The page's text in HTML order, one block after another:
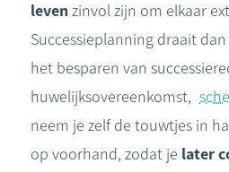
leven zinvol zijn om elkaar
Successieplanning draait
het besparen van
huwelijksovereenkomst,
neem je zelf de touwtjes in
op voorhand, zodat je later